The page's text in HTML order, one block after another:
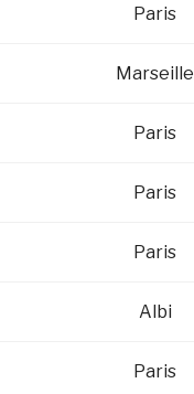
Paris
Marseille
Paris
Paris
Paris
Albi
Paris